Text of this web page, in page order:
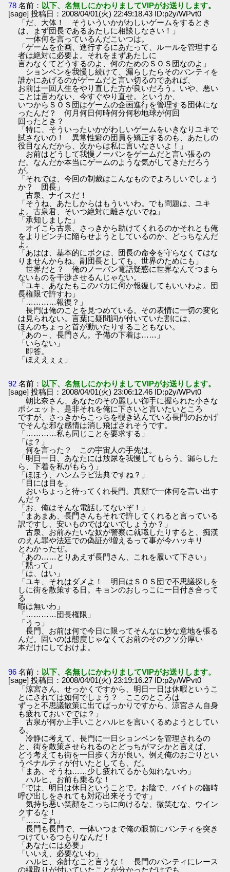
78 名前： 以下、名無しにかわりましてVIPがお送りします。
[sage] 投稿日：2008/04/01(火) 22:49:18.43 ID:p2y/WPvt0
「だ、大体！ そういういかがわしいゲームをするとき
は、まず団長であるあたしに相談しなさい！」
一体何を言っているんだこいつは。
「ゲームを企画、進行するにあたって、ルールを管理する
者は絶対に必要よ。それをまずあたしに
言わなくてどうするのよ、何のためのＳＯＳ団なのよ」
ションベンを我慢し続けて、漏らしたらそのパンティを
誰かにあげるのがゲームだと言い切るのであれば、
お前は一回人生をやり直した方が良いだろう。いや、悪い
ことは言わない、今すぐやり直せ。というか、
いつからＳＯＳ団はゲームの企画進行を管理する団体にな
ったんだ？ 何月何日何時何分何秒地球が何回
回ったとき？
「特に、そういったいかがわしいゲームをいきなりユキで
試さないの！ 異常性癖の団員を矯正するのも、あたしの
役目なんだから、次からは私に言いなさいよ！」
お前はどうして我慢ノーパンをゲームだと言い張るの
だ。なんだか本当にゲームのような気がしてきただろう
が。
「それでは、今回の制裁はこんなものでよろしいでしょう
か？ 団長」
古泉、ナイスだ！
「そうね、あたしからはもういいわ。でも問題は、ユキ
よ。古泉君、そいつ絶対に離さないでね」
「承知しました」
オイこら古泉、さっきから助けてくれるのかそれとも俺
をよりピンチに陥らせようとしているのか、どっちなんだ
よ。
「あはは、基本的にボクは、団長の命令を守らなくてはな
りませんからね。副団長としても、世界のためにも」
世界だと？ 俺のノーパン電話疑惑に世界なんてつまら
ないものを干渉させるんじゃない。
「ユキ、あなたもこのバカに何か報復してもいいわよ。団
長権限で許すわ」
「…………報復？」
長門は俺のことを見つめている。その表情に一切の変化
は見られない。言葉に疑問詞が付いていた割には、
ほんのちょっと首が動いたりすることもない。
「あの～、長門さん。予備の下着は……」
「いらない」
即答。
「ほええぇぇ」
92 名前： 以下、名無しにかわりましてVIPがお送りします。
[sage] 投稿日：2008/04/01(火) 23:06:12.46 ID:p2y/WPvt0
朝比奈さん、あなたのその麗しい御手に握られた小さな
ポシェット、是非それを俺に下さいと言いたいところ
ですが、さっきからこっちを覗き込んでいる長門のおかげ
でそんな邪な感情は消し飛ばされそうです。
「…………私も同じことを要求する」
「は？」
何を言った？ この宇宙人の手先は。
「明日一日、あなたには放尿を我慢してもらう。漏らした
ら、下着を私がもらう」
「ほほう、ハンムラビ法典ですね？」
「目には目を」
おいちょっと待ってくれ長門。真顔で一体何を言い出す
んだ？
「お、俺はそんな電話してないぞ！」
「まあまあ、長門さんもそれで許してくれると言っている
訳ですし、安いものではないでしょうか？」
古泉、お前みたいな奴が警察に就職したりすると、痴漢
のえん罪や法廷での偽証が増えるって事が今ハッキリ
とわかったぜ。
「あの……とりあえず長門さん、これを履いて下さい」
「黙って」
「は、はい」
「ユキ、それはダメよ！ 明日はＳＯＳ団で不思議探しを
しに街を散策する日。キョンのおしっこに一日付き合って
る
暇は無いわ」
「…………団長権限」
「うっ」
長門、お前は何で今日に限ってそんなに妙な意地を張る
んだ。固いのは態度じゃなくてお前のそのクソ分厚い
本だけにしておけよ。
96 名前： 以下、名無しにかわりましてVIPがお送りします。
[sage] 投稿日：2008/04/01(火) 23:19:16.27 ID:p2y/WPvt0
「涼宮さん、せっかくですから、明日一日は休暇というこ
とにされては如何でしょう？ ここのところは
ずっと不思議散策に出てばっかりですから、涼宮さん自身
も疲れておいででは？」
古泉が何か上手いことハルヒを言いくるめようとしてい
る。
冷静に考えて、長門に一日ションベンを管理されるの
と、街を散策させられるのとどっちがマシかと言えば、
どう考えても街を一日歩く方が良い。例え俺のおごりとい
うペナルティが付いたとしても、だ。
「まあ、そうね……少し疲れてるかも知れないわ」
ハルヒ、お前も乗るな！
「では、明日は休日ということで。お陰で、バイトの臨時
呼び出しをされても対応出来そうです」
気持ち悪い笑顔をこっちに向けるな、微笑むな、ウイン
クするな！
「……これ」
長門も長門で、一体いつまで俺の眼前にパンティを突き
つけているつもりなんだ！
「あなたには必要」
「いいえ、必要ないわ」
ハルヒ、余計なこと言うな！ 長門のパンティにレース
の縁取りが付いていたことが分かっただけでも